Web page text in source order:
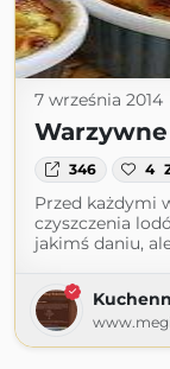
7 września 2014
346 4
Przed każdymi
czyszczenia
jakimś daniu,